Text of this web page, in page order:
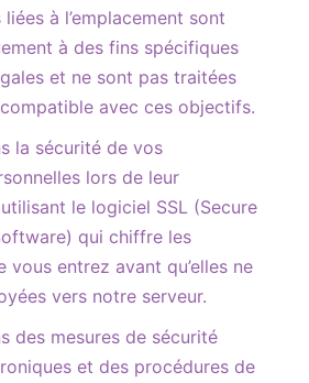
à l’emplacement sont
à des fins spécifiques
et ne sont pas traitées
avec ces objectifs.
la sécurité de vos
lors de leur
le logiciel SSL (Secure
qui chiffre les
vous entrez avant qu’elles ne
vers notre serveur.
des mesures de sécurité
et des procédures de